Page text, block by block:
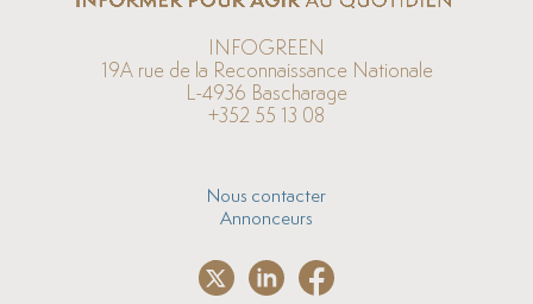
INFOGREEN
19A rue de la Reconnaissance Nationale
L-4936 Bascharage
+352 55 13 08
Nous contacter
Annonceurs